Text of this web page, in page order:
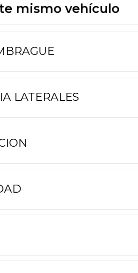
mismo vehículo
LATERALES